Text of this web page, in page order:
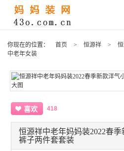
你现在的位置： 首页 > 恒源祥 >
中老年女装
喜欢 418
恒源祥中老年妈妈装2022春
裤子两件套套装